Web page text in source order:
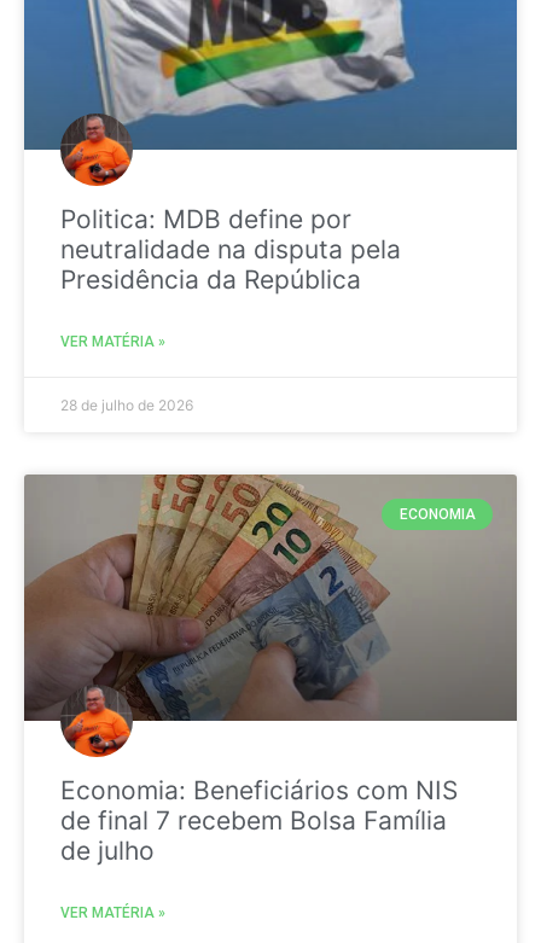
Politica: MDB define por
neutralidade na disputa pela
Presidência da República
VER MATÉRIA »
28 de julho de 2026
ECONOMIA
Economia: Beneficiários com NIS
de final 7 recebem Bolsa Família
de julho
VER MATÉRIA »